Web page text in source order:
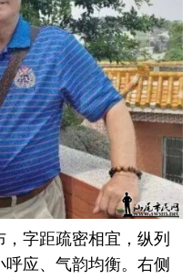
字距疏密相宜，纵列
应、气韵均衡。右侧